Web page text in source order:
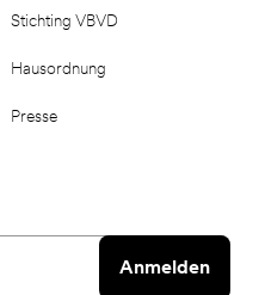
Stichting VBVD
Hausordnung
Presse
Anmelden